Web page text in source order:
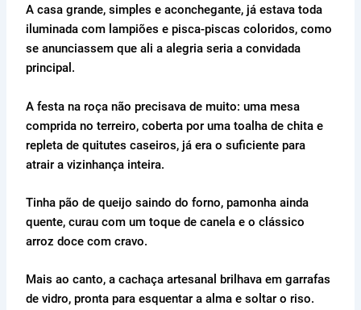
A casa grande, simples e aconchegante, já estava toda
iluminada com lampiões e pisca-piscas coloridos, como
se anunciassem que ali a alegria seria a convidada
principal.
A festa na roça não precisava de muito: uma mesa
comprida no terreiro, coberta por uma toalha de chita e
repleta de quitutes caseiros, já era o suficiente para
atrair a vizinhança inteira.
Tinha pão de queijo saindo do forno, pamonha ainda
quente, curau com um toque de canela e o clássico
arroz doce com cravo.
Mais ao canto, a cachaça artesanal brilhava em garrafas
de vidro, pronta para esquentar a alma e soltar o riso.